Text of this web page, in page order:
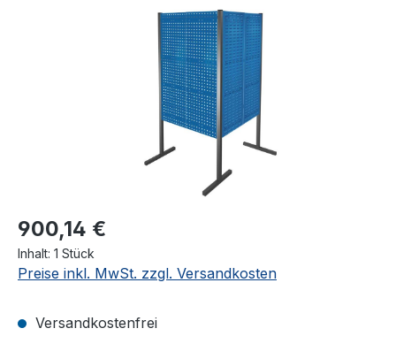
Bildergalerie überspringen
900,14 €
Inhalt: 1 Stück
Preise inkl. MwSt. zzgl. Versandkosten
Versandkostenfrei